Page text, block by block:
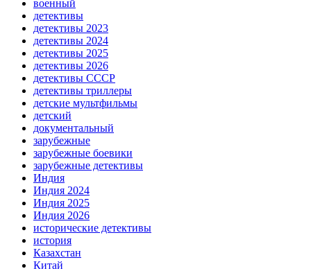
военный
детективы
детективы 2023
детективы 2024
детективы 2025
детективы 2026
детективы СССР
детективы триллеры
детские мультфильмы
детский
документальный
зарубежные
зарубежные боевики
зарубежные детективы
Индия
Индия 2024
Индия 2025
Индия 2026
исторические детективы
история
Казахстан
Китай